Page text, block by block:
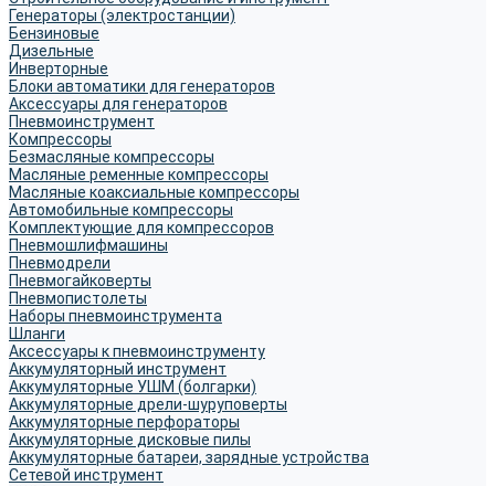
Генераторы (электростанции)
Бензиновые
Дизельные
Инверторные
Блоки автоматики для генераторов
Аксессуары для генераторов
Пневмоинструмент
Компрессоры
Безмасляные компрессоры
Масляные ременные компрессоры
Масляные коаксиальные компрессоры
Автомобильные компрессоры
Комплектующие для компрессоров
Пневмошлифмашины
Пневмодрели
Пневмогайковерты
Пневмопистолеты
Наборы пневмоинструмента
Шланги
Аксессуары к пневмоинструменту
Аккумуляторный инструмент
Аккумуляторные УШМ (болгарки)
Аккумуляторные дрели-шуруповерты
Аккумуляторные перфораторы
Аккумуляторные дисковые пилы
Аккумуляторные батареи, зарядные устройства
Сетевой инструмент